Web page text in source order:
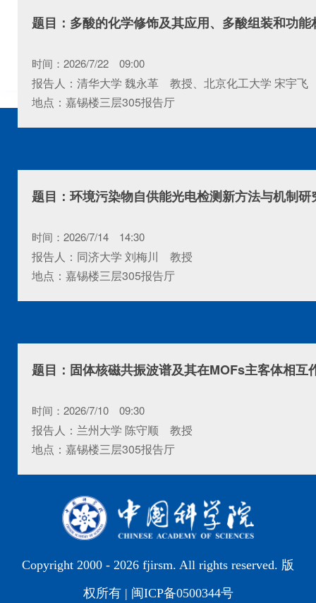
题目：多酸的化学修饰及其应用、多酸组装和功能
时间：2026/7/22 09:00
报告人：清华大学 魏永革 教授、北京化工大学 宋宇
地点：嘉锡楼三层305报告厅
题目：环境污染物自供能光电检测新方法与机制研
时间：2026/7/14 14:30
报告人：同济大学 刘梅川 教授
地点：嘉锡楼三层305报告厅
题目：固体核磁共振波谱及其在MOFs主客体相互
时间：2026/7/10 09:30
报告人：兰州大学 陈守顺 教授
地点：嘉锡楼三层305报告厅
Copyright 2000 - 2026 fjirsm. All rights reserved. 版
权所有 | 闽ICP备0500344号